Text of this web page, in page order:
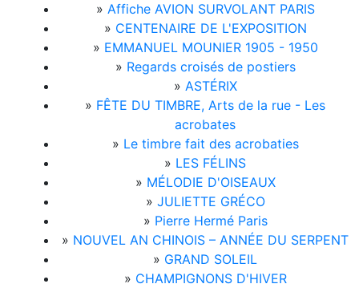
» Affiche AVION SURVOLANT PARIS
» CENTENAIRE DE L'EXPOSITION
» EMMANUEL MOUNIER 1905 - 1950
» Regards croisés de postiers
» ASTÉRIX
» FÊTE DU TIMBRE, Arts de la rue - Les
acrobates
» Le timbre fait des acrobaties
» LES FÉLINS
» MÉLODIE D'OISEAUX
» JULIETTE GRÉCO
» Pierre Hermé Paris
» NOUVEL AN CHINOIS – ANNÉE DU SERPENT
» GRAND SOLEIL
» CHAMPIGNONS D'HIVER